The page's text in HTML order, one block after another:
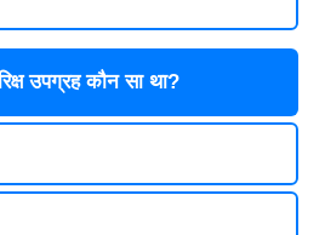
उपग्रह कौन सा था?